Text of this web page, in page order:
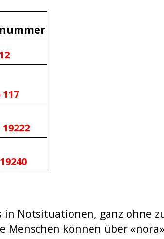
117
19222
in Notsituationen, ganz ohne
können über